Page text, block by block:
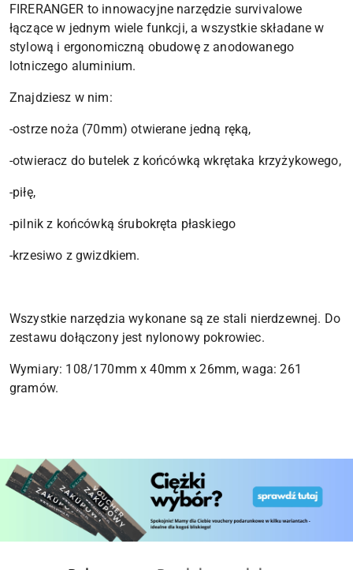
FIRERANGER to innowacyjne narzędzie survivalowe
łączące w jednym wiele funkcji, a wszystkie składane w
stylową i ergonomiczną obudowę z anodowanego
lotniczego aluminium.
Znajdziesz w nim:
-ostrze noża (70mm) otwierane jedną ręką,
-otwieracz do butelek z końcówką wkrętaka krzyżykowego,
-piłę,
-pilnik z końcówką śrubokręta płaskiego
-krzesiwo z gwizdkiem.
Wszystkie narzędzia wykonane są ze stali nierdzewnej. Do
zestawu dołączony jest nylonowy pokrowiec.
Wymiary: 108/170mm x 40mm x 26mm, waga: 261
gramów.